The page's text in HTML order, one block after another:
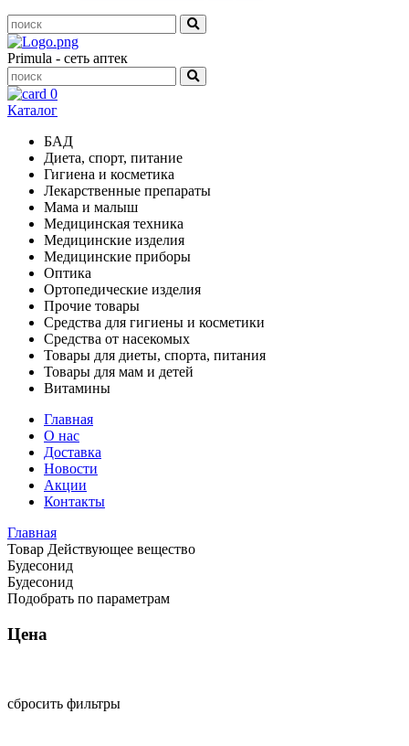
Primula - сеть аптек
0
Каталог
БАД
Диета, спорт, питание
Гигиена и косметика
Лекарственные препараты
Мама и малыш
Медицинская техника
Медицинские изделия
Медицинские приборы
Оптика
Ортопедические изделия
Прочие товары
Средства для гигиены и косметики
Средства от насекомых
Товары для диеты, спорта, питания
Товары для мам и детей
Витамины
Главная
О нас
Доставка
Новости
Акции
Контакты
Главная
Товар Действующее вещество
Будесонид
Будесонид
Подобрать по параметрам
Цена
сбросить фильтры